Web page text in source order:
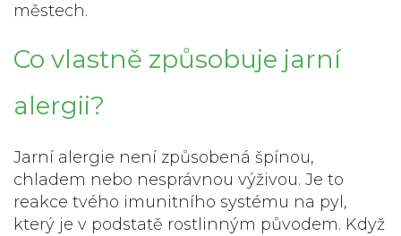
městech.
Co vlastně způsobuje jarní
alergii?
Jarní alergie není způsobená špínou,
chladem nebo nesprávnou výživou. Je to
reakce tvého imunitního systému na pyl,
který je v podstatě rostlinným původem. Když